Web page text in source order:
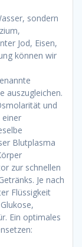
sondern
Jod, Eisen,
können wir
auszugleichen.
und
Blutplasma
zur schnellen
Je nach
Flüssigkeit
Ein optimales